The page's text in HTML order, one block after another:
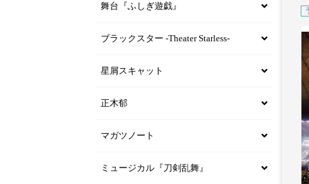
舞台『ふしぎ遊戯』
ブラックスター -Theater Starless-
星屑スキャット
正木郁
マガツノート
ミュージカル『刀剣乱舞』